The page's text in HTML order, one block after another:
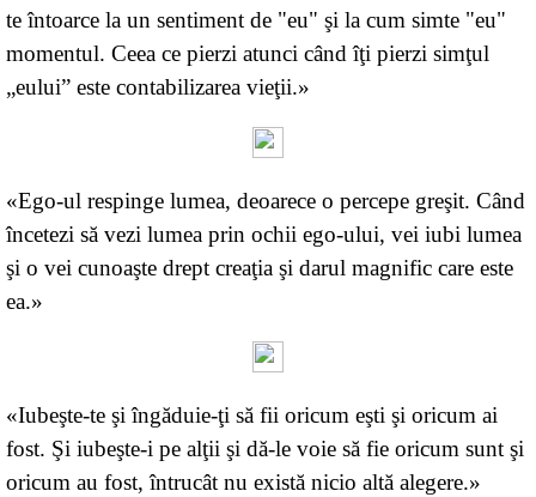
te întoarce la un sentiment de "eu" şi la cum simte "eu"
momentul. Ceea ce pierzi atunci când îţi pierzi simţul
„eului” este contabilizarea vieţii.»
«Ego-ul respinge lumea, deoarece o percepe greşit. Când
încetezi să vezi lumea prin ochii ego-ului, vei iubi lumea
şi o vei cunoaşte drept creaţia şi darul magnific care este
ea.»
«Iubeşte-te şi îngăduie-ţi să fii oricum eşti şi oricum ai
fost. Şi iubeşte-i pe alţii şi dă-le voie să fie oricum sunt şi
oricum au fost, întrucât nu există nicio altă alegere.»